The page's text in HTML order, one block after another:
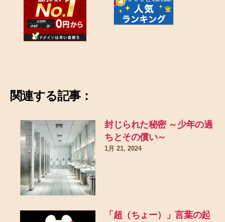
関連する記事：
封じられた秘密 ～少年の過
ちとその償い～
1月 21, 2024
「超（ちょー）」言葉の起